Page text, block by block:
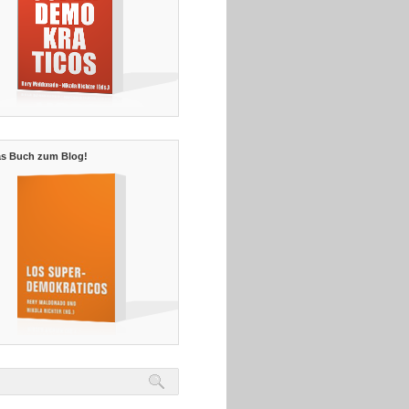
Buch zum Blog!